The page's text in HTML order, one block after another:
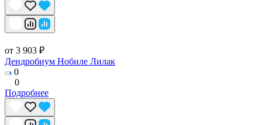
от 3 903 ₽
Дендробиум Нобиле Лилак
0
0
Подробнее